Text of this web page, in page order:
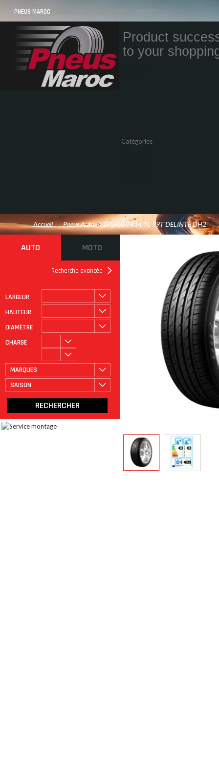
PNEUS MAROC VOS PNEUS AU MAROC LIVRÉS ET MONTÉS
Product
to your
Catégories
Accueil / Pneus Auto > 175/60 TR14 TL 79T DELINTE DH2
AUTO MOTO
Recherche avancée
LARGEUR
HAUTEUR
DIAMÈTRE
CHARGE
MARQUES
SAISON
ROULAGE À PLAT